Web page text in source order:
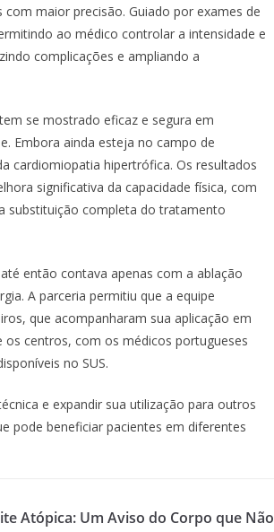
maior precisão. Guiado por exames de
ao médico controlar a intensidade e
complicações e ampliando a
se mostrado eficaz e segura em
Embora ainda esteja no campo de
cardiomiopatia hipertrófica. Os resultados
significativa da capacidade física, com
substituição completa do tratamento
então contava apenas com a ablação
A parceria permitiu que a equipe
que acompanharam sua aplicação em
os centros, com os médicos portugueses
no SUS.
e expandir sua utilização para outros
pode beneficiar pacientes em diferentes
Atópica: Um Aviso do Corpo que Não